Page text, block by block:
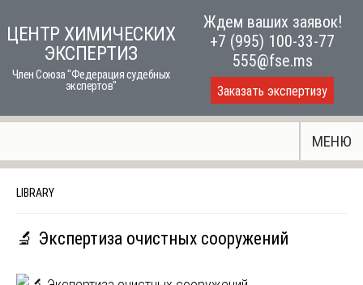
toЦЕНТР ХИМИЧЕСКИХ
ЭКСПЕРТИЗ
Член Союза "Федерация судебных
экспертов"
Ждем ваших заявок!
+7 (995) 100-33-77
555@fse.ms
Заказать экспертизу
МЕНЮ
LIBRARY
🔬 Экспертиза очистных сооружений